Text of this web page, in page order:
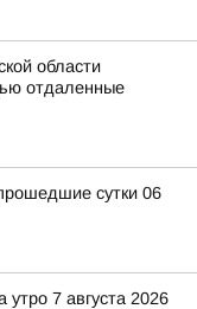
области
отдаленные
сутки 06
7 августа 2026